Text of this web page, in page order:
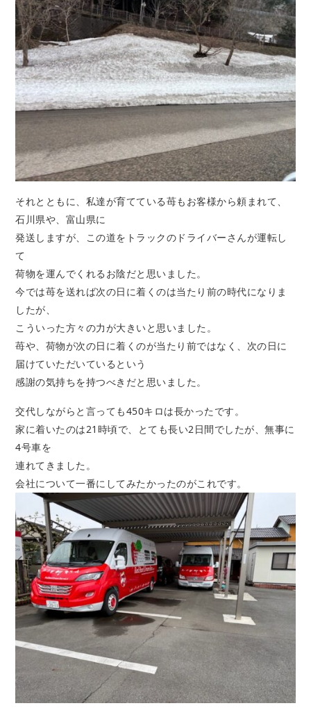
それとともに、私達が育てている苺もお客様から頼まれて、
石川県や、富山県に
発送しますが、この道をトラックのドライバーさんが運転し
て
荷物を運んでくれるお陰だと思いました。
今では苺を送れば次の日に着くのは当たり前の時代になりま
したが、
こういった方々の力が大きいと思いました。
苺や、荷物が次の日に着くのが当たり前ではなく、次の日に
届けていただいているという
感謝の気持ちを持つべきだと思いました。
交代しながらと言っても450キロは長かったです。
家に着いたのは21時頃で、とても長い2日間でしたが、無事に
4号車を
連れてきました。
会社について一番にしてみたかったのがこれです。